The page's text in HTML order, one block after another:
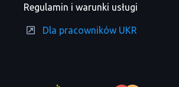
Regulamin i warunki usługi
Dla pracowników UKR